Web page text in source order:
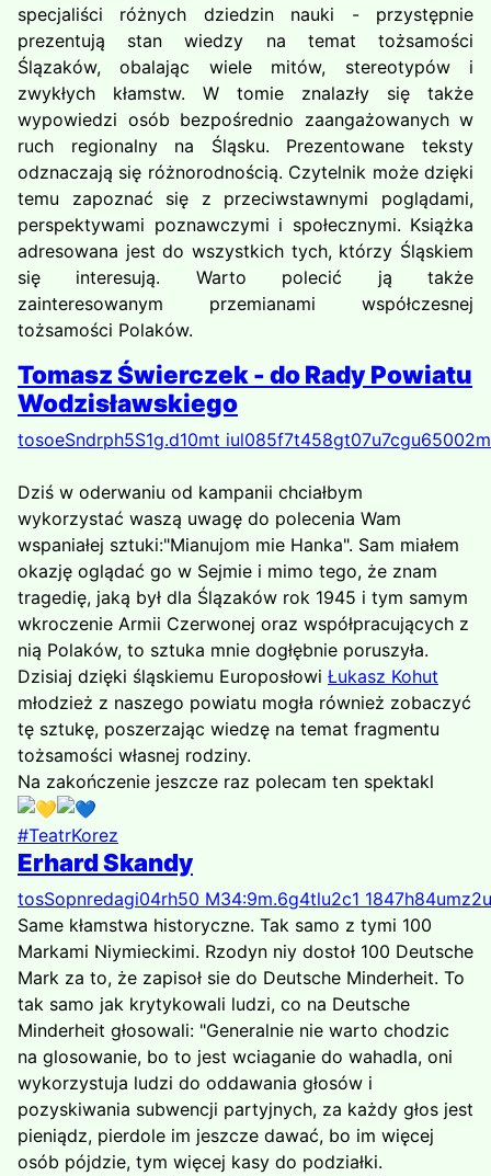
specjaliści różnych dziedzin nauki - przystępnie
prezentują stan wiedzy na temat tożsamości
Ślązaków, obalając wiele mitów, stereotypów i
zwykłych kłamstw. W tomie znalazły się także
wypowiedzi osób bezpośrednio zaangażowanych w
ruch regionalny na Śląsku. Prezentowane teksty
odznaczają się różnorodnością. Czytelnik może dzięki
temu zapoznać się z przeciwstawnymi poglądami,
perspektywami poznawczymi i społecznymi. Książka
adresowana jest do wszystkich tych, którzy Śląskiem
się interesują. Warto polecić ją także
zainteresowanym przemianami współczesnej
tożsamości Polaków.
Tomasz Świerczek - do Rady Powiatu
Wodzisławskiego
tosoeSndrph5S1g.d10mt iul085f7t458gt07u7cgu65002m
Dziś w oderwaniu od kampanii chciałbym
wykorzystać waszą uwagę do polecenia Wam
wspaniałej sztuki:"Mianujom mie Hanka". Sam miałem
okazję oglądać go w Sejmie i mimo tego, że znam
tragedię, jaką był dla Ślązaków rok 1945 i tym samym
wkroczenie Armii Czerwonej oraz współpracujących z
nią Polaków, to sztuka mnie dogłębnie poruszyła.
Dzisiaj dzięki śląskiemu Europosłowi Łukasz Kohut
młodzież z naszego powiatu mogła również zobaczyć
tę sztukę, poszerzając wiedzę na temat fragmentu
tożsamości własnej rodziny.
Na zakończenie jeszcze raz polecam ten spektakl
#TeatrKorez
Erhard Skandy
tosSopnredagi04rh50 M34:9m.6g4tlu2c1 1847h84umz2u
Same kłamstwa historyczne. Tak samo z tymi 100
Markami Niymieckimi. Rzodyn niy dostoł 100 Deutsche
Mark za to, że zapisoł sie do Deutsche Minderheit. To
tak samo jak krytykowali ludzi, co na Deutsche
Minderheit głosowali: "Generalnie nie warto chodzic
na glosowanie, bo to jest wciaganie do wahadla, oni
wykorzystuja ludzi do oddawania głosów i
pozyskiwania subwencji partyjnych, za każdy głos jest
pieniądz, pierdole im jeszcze dawać, bo im więcej
osób pójdzie, tym więcej kasy do podziałki.